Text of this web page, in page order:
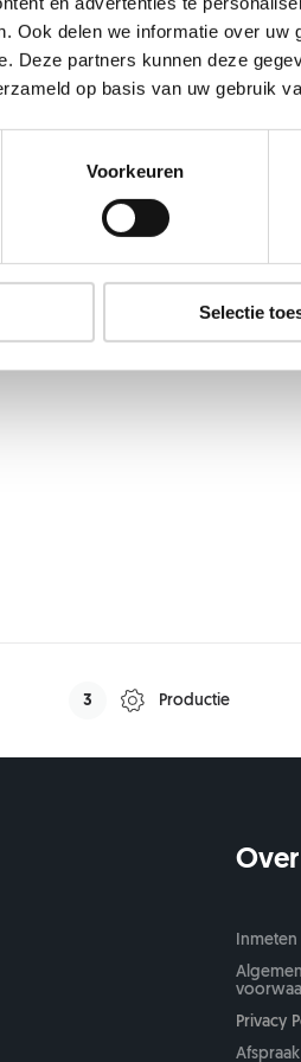
Ook delen we informatie over
Deze partners kunnen deze
op basis van uw gebruik
Voorkeuren
Selectie
3 Productie
Privacy